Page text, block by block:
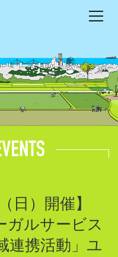
日）開催】
ガルサービス
連携活動」ユ